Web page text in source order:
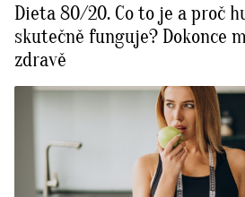
Dieta 80/20. Co to je a proč
skutečně funguje? Dokonce
zdravě